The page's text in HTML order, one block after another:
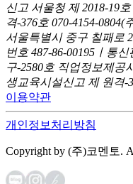
신고 서울청 제 2018-19
격-376호 070-4154-0804(
서울특별시 중구 칠패로
번호 487-86-00195ㅣ통
구-2580호 직업정보제공
생교육시설신고 제 원격-
이용약관
개인정보처리방침
Copyright by (주)코멘토.